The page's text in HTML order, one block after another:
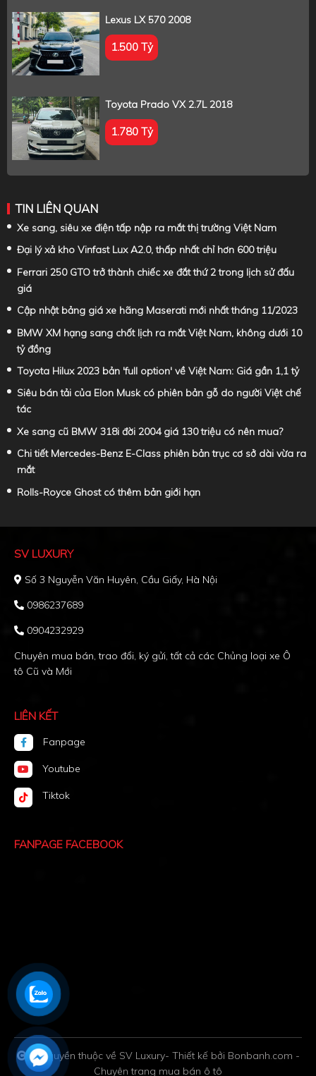
Lexus LX 570 2008
1.500 Tỷ
Toyota Prado VX 2.7L 2018
1.780 Tỷ
TIN LIÊN QUAN
Xe sang, siêu xe điện tấp nập ra mắt thị trường Việt Nam
Đại lý xả kho Vinfast Lux A2.0, thấp nhất chỉ hơn 600 triệu
Ferrari 250 GTO trở thành chiếc xe đắt thứ 2 trong lịch sử đấu
giá
Cập nhật bảng giá xe hãng Maserati mới nhất tháng 11/2023
BMW XM hạng sang chốt lịch ra mắt Việt Nam, không dưới 10
tỷ đồng
Toyota Hilux 2023 bản 'full option' về Việt Nam: Giá gần 1,1 tỷ
Siêu bán tải của Elon Musk có phiên bản gỗ do người Việt chế
tác
Xe sang cũ BMW 318i đời 2004 giá 130 triệu có nên mua?
Chi tiết Mercedes-Benz E-Class phiên bản trục cơ sở dài vừa ra
mắt
Rolls-Royce Ghost có thêm bản giới hạn
SV LUXURY
Số 3 Nguyễn Văn Huyên, Cầu Giấy, Hà Nội
0986237689
0904232929
Chuyên mua bán, trao đổi, ký gửi, tất cả các Chủng loại xe Ô
tô Cũ và Mới
LIÊN KẾT
Fanpage
Youtube
Tiktok
FANPAGE FACEBOOK
Bản quyền thuộc về SV Luxury- Thiết kế bởi Bonbanh.com -
Chuyên trang mua bán ô tô